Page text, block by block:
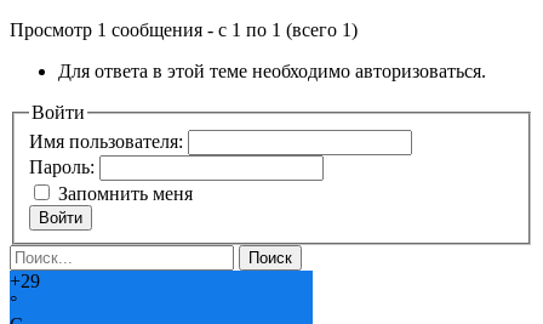
Просмотр 1 сообщения - с 1 по 1 (всего 1)
Для ответа в этой теме необходимо авторизоваться.
Войти
Имя пользователя:
Пароль:
Запомнить меня
Войти
+29
°